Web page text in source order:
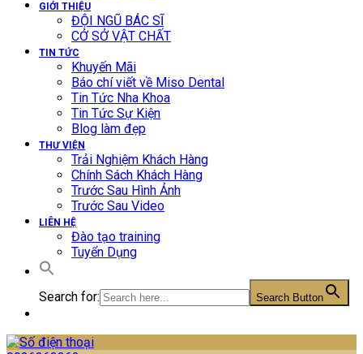
GIỚI THIỆU
ĐỘI NGŨ BÁC SĨ
CỞ SỞ VẬT CHẤT
TIN TỨC
Khuyến Mãi
Báo chí viết về Miso Dental
Tin Tức Nha Khoa
Tin Tức Sự Kiện
Blog làm đẹp
THƯ VIỆN
Trải Nghiệm Khách Hàng
Chính Sách Khách Hàng
Trước Sau Hình Ảnh
Trước Sau Video
LIÊN HỆ
Đào tạo training
Tuyển Dụng
Search for: Search Button